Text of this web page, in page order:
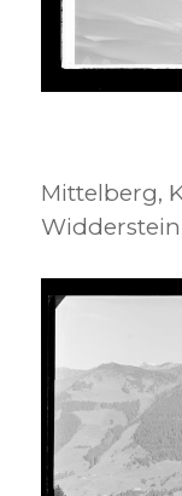
Mittelberg,